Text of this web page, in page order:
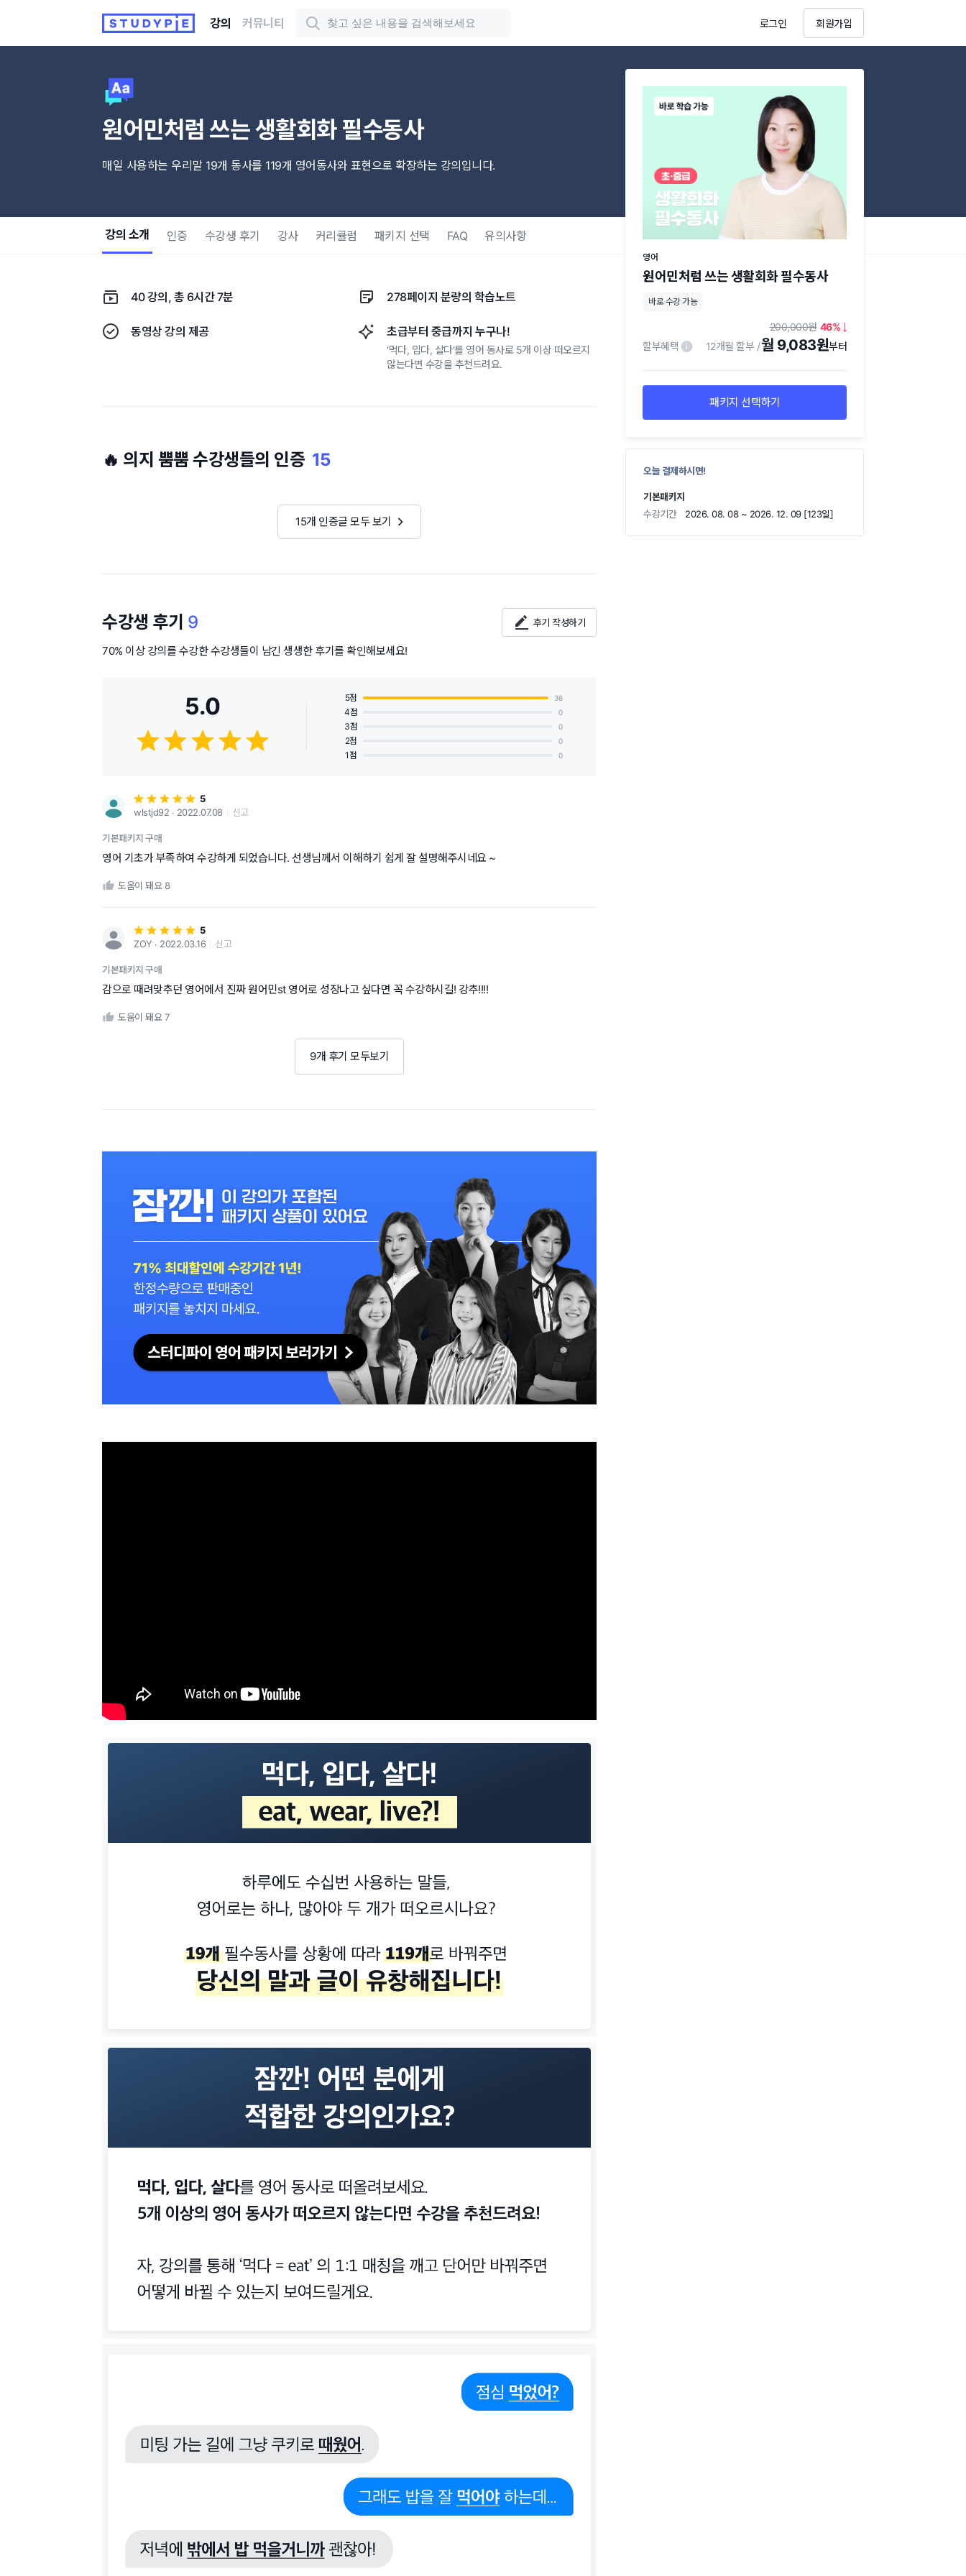
강의 커뮤니티 로그인 회원가입
원어민처럼 쓰는 생활회화 필수동사
매일 사용하는 우리말 19개 동사를 119개 영어동사와 표현으로 확장하는 강의입니다.
강의 소개 인증 수강생 후기 강사 커리큘럼 패키지 선택 FAQ 유의사항
영어
원어민처럼 쓰는 생활회화 필수동사
바로 수강 가능
200,000
46
할부혜택
12개월 할부 월 9,083원
패키지 선택하기
오늘 결제하시면!
기본패키지
수강기간
2026. 08. 08 ~ 2026. 12. 09 [123일]
40 강의, 총 6시간 7분 278페이지 분량의 학습노트
동영상 강의 제공 초급부터 중급까지 누구나!
'먹다, 입다, 살다'를 영어 동사로 5개 이상 떠오르지
않는다면 수강을 추천드려요.
🔥 의지 뿜뿜 수강생들의 인증 15
15개 인증글 모두 보기
수강생 후기 9 후기 작성하기
70% 이상 강의를 수강한 수강생들이 남긴 생생한 후기를 확인해보세요!
5.0 5점 36
4점 0
3점 0
2점 0
1점 0
5
wlstjd92 ∙ 2022.07.08
신고
기본패키지 구매
영어 기초가 부족하여 수강하게 되었습니다. 선생님께서 이해하기 쉽게 잘 설명해주시네요 ~
도움이 돼요 8
5
ZOY ∙ 2022.03.16
신고
기본패키지 구매
감으로 때려맞추던 영어에서 진짜 원어민st 영어로 성장나고 싶다면 꼭 수강하시길! 강추!!!!
도움이 돼요 7
9개 후기 모두보기